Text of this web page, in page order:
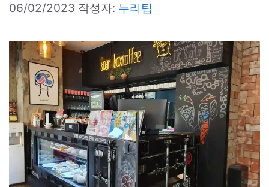
06/02/2023 작성자: 누리팁